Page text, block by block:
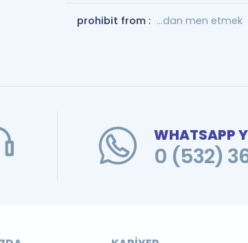
prohibit from : ...dan men etmek
WHATSAPP
0 (532)